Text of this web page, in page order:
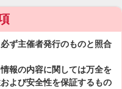
ず主催者発行のものと照合
報の内容に関しては万全を
よび安全性を保証するもの